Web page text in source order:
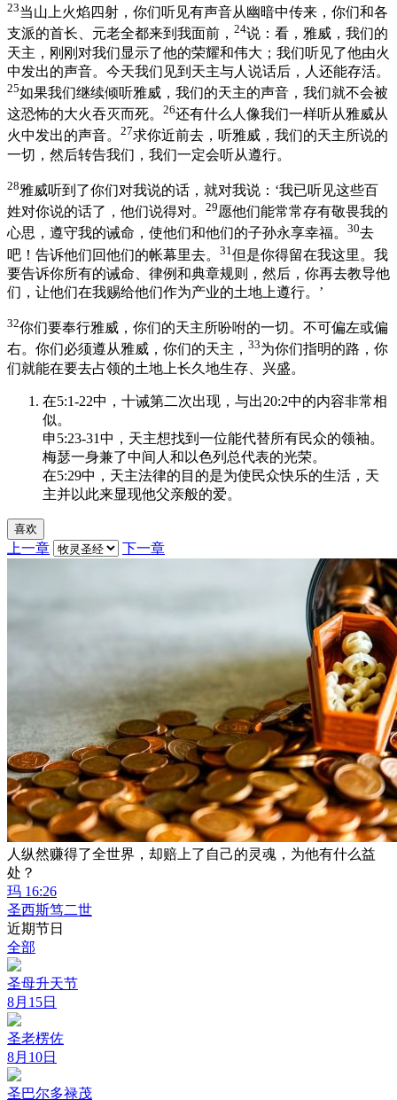
23当山上火焰四射，你们听见有声音从幽暗中传来，你们和各
支派的首长、元老全都来到我面前， 24说：看，雅威，我们的
天主，刚刚对我们显示了他的荣耀和伟大；我们听见了他由火
中发出的声音。今天我们见到天主与人说话后，人还能存活。
25如果我们继续倾听雅威，我们的天主的声音，我们就不会被
这恐怖的大火吞灭而死。 26还有什么人像我们一样听从雅威从
火中发出的声音。 27求你近前去，听雅威，我们的天主所说的
一切，然后转告我们，我们一定会听从遵行。
28雅威听到了你们对我说的话，就对我说：‘我已听见这些百
姓对你说的话了，他们说得对。 29愿他们能常常存有敬畏我的
心思，遵守我的诫命，使他们和他们的子孙永享幸福。 30去
吧！告诉他们回他们的帐幕里去。 31 但是你得留在我这里。我
要告诉你所有的诫命、律例和典章规则，然后，你再去教导他
们，让他们在我赐给他们作为产业的土地上遵行。’
32你们要奉行雅威，你们的天主所吩咐的一切。不可偏左或偏
右。你们必须遵从雅威，你们的天主， 33为你们指明的路，你
们就能在要去占领的土地上长久地生存、兴盛。
在5:1-22中，十诫第二次出现，与出20:2中的内容非常相
似。
申5:23-31中，天主想找到一位能代替所有民众的领袖。
梅瑟一身兼了中间人和以色列总代表的光荣。
在5:29中，天主法律的目的是为使民众快乐的生活，天
主并以此来显现他父亲般的爱。
喜欢
上一章 下一章
人纵然赚得了全世界，却赔上了自己的灵魂，为他有什么益
处？
玛 16:26
圣西斯笃二世
近期节日
全部
圣母升天节
8月15日
圣老楞佐
8月10日
圣巴尔多禄茂